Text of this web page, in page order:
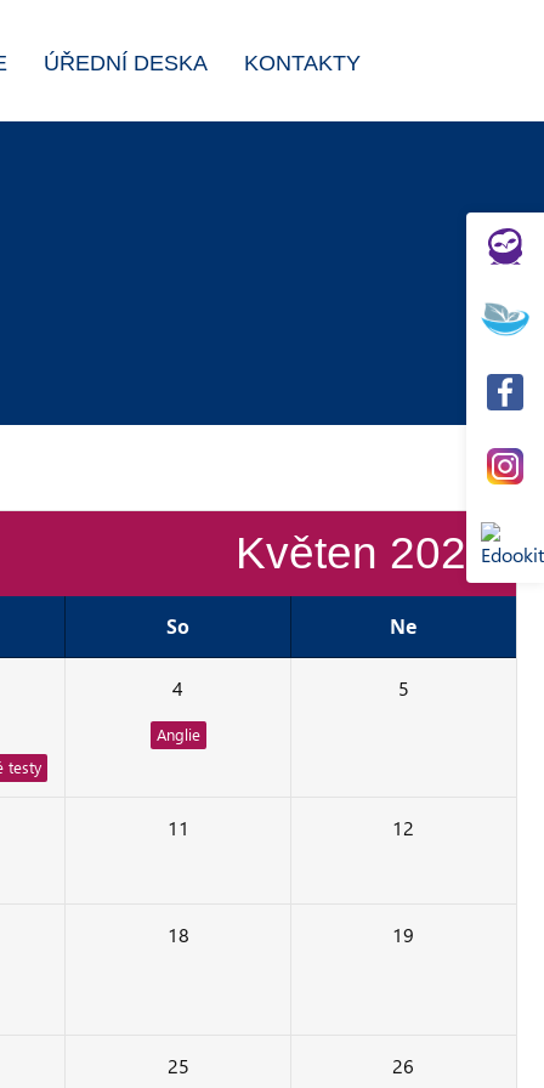
ÚŘEDNÍ DESKA KONTAKTY
Květen 2024
So Ne
testy
4
Anglie
5
11 12
18 19
25 26